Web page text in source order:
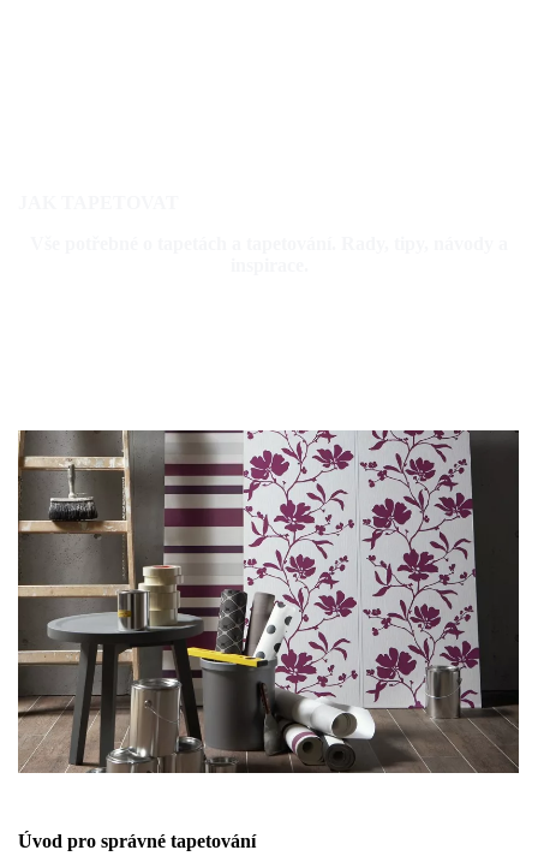
Úvod pro správné tapetování